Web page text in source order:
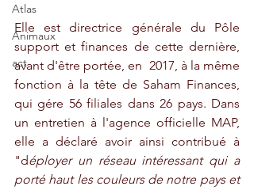
Atlas
Animaux
act
Elle est directrice générale du Pôle
support et finances de cette dernière,
avant d'être portée, en  2017, à la même
fonction à la tête de Saham Finances,
qui gére 56 filiales dans 26 pays. Dans
un entretien à l'agence officielle MAP,
elle a déclaré avoir ainsi contribué à
"déployer un réseau intéressant qui a
porté haut les couleurs de notre pays et